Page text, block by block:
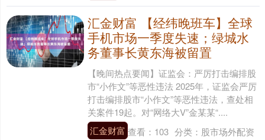
汇金财富 【经纬晚班车】全球
手机市场一季度失速；绿城水
务董事长黄东海被留置
【晚间热点要闻】证监会：严厉打击编排股
市“小作文”等恶性违法 2025年，证监会严厉
打击编排股市“小作文”等恶性违法，查处相
关案件19起。对“网络大V”金某某“....
汇金财富 查看： 103 分类： 股市场外配资